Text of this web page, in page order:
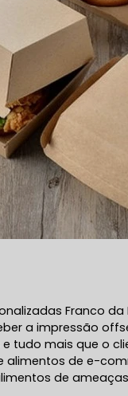
Franco
a impressão
tudo mais que o
alimentos de e-
de